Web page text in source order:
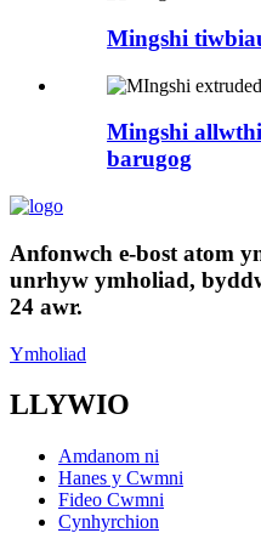
Mingshi
Mingshi
barugog
Anfonwch e-bost atom
unrhyw ymholiad,
24 awr.
Ymholiad
LLYWIO
Amdanom ni
Hanes y Cwmni
Fideo Cwmni
Cynhyrchion